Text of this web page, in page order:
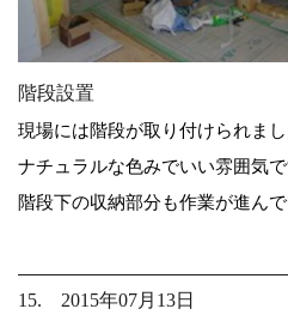
階段設置
現場には階段が取り付けられまし
ナチュラルな色みでいい雰囲気で
階段下の収納部分も作業が進んで
15. 2015年07月13日